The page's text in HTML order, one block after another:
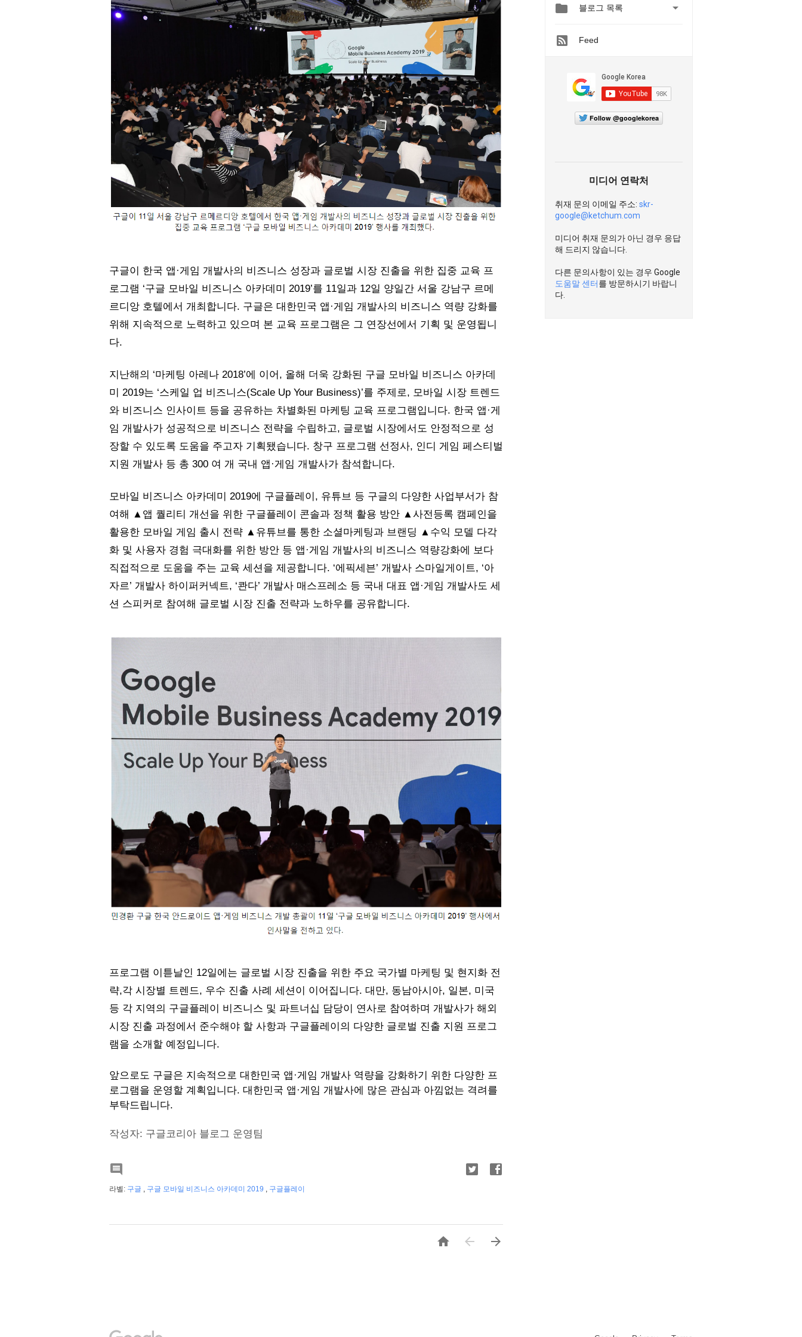
구글이 한국 앱·게임 개발사의 비즈니스 성장과 글로벌 시장 진출을 위한 집중 교육 프
로그램 ‘구글 모바일 비즈니스 아카데미 2019’를 11일과 12일 양일간 서울 강남구 르메
르디앙 호텔에서 개최합니다. 구글은 대한민국 앱·게임 개발사의 비즈니스 역량 강화를
위해 지속적으로 노력하고 있으며 본 교육 프로그램은 그 연장선에서 기획 및 운영됩니
다.
지난해의 ‘마케팅 아레나 2018’에 이어, 올해 더욱 강화된 구글 모바일 비즈니스 아카데
미 2019는 ‘스케일 업 비즈니스(Scale Up Your Business)’를 주제로, 모바일 시장 트렌드
와 비즈니스 인사이트 등을 공유하는 차별화된 마케팅 교육 프로그램입니다. 한국 앱·게
임 개발사가 성공적으로 비즈니스 전략을 수립하고, 글로벌 시장에서도 안정적으로 성
장할 수 있도록 도움을 주고자 기획됐습니다. 창구 프로그램 선정사, 인디 게임 페스티벌
지원 개발사 등 총 300 여 개 국내 앱·게임 개발사가 참석합니다.
모바일 비즈니스 아카데미 2019에 구글플레이, 유튜브 등 구글의 다양한 사업부서가 참
여해 ▲앱 퀄리티 개선을 위한 구글플레이 콘솔과 정책 활용 방안 ▲사전등록 캠페인을
활용한 모바일 게임 출시 전략 ▲유튜브를 통한 소셜마케팅과 브랜딩 ▲수익 모델 다각
화 및 사용자 경험 극대화를 위한 방안 등 앱·게임 개발사의 비즈니스 역량강화에 보다
직접적으로 도움을 주는 교육 세션을 제공합니다. ‘에픽세븐’ 개발사 스마일게이트, ‘아
자르’ 개발사 하이퍼커넥트, ‘콴다’ 개발사 매스프레소 등 국내 대표 앱·게임 개발사도 세
션 스피커로 참여해 글로벌 시장 진출 전략과 노하우를 공유합니다.
프로그램 이튿날인 12일에는 글로벌 시장 진출을 위한 주요 국가별 마케팅 및 현지화 전
략,각 시장별 트렌드, 우수 진출 사례 세션이 이어집니다. 대만, 동남아시아, 일본, 미국
등 각 지역의 구글플레이 비즈니스 및 파트너십 담당이 연사로 참여하며 개발사가 해외
시장 진출 과정에서 준수해야 할 사항과 구글플레이의 다양한 글로벌 진출 지원 프로그
램을 소개할 예정입니다.
앞으로도 구글은 지속적으로 대한민국 앱·게임 개발사 역량을 강화하기 위한 다양한 프
로그램을 운영할 계획입니다. 대한민국 앱·게임 개발사에 많은 관심과 아낌없는 격려를
부탁드립니다.
작성자: 구글코리아 블로그 운영팀

라벨: 구글 구글 모바일 비즈니스 아카데미 2019 구글플레이
  
 블로그 목록 
Feed
Follow @googlekorea
미디어 연락처
취재 문의 이메일 주소: skr-
google@ketchum.com
미디어 취재 문의가 아닌 경우 응답
해 드리지 않습니다.
다른 문의사항이 있는 경우 Google
도움말 센터를 방문하시기 바랍니
다.